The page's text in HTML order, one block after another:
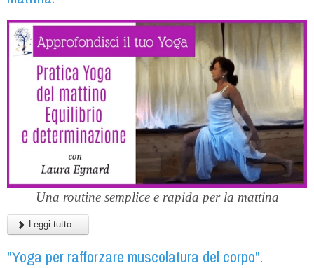
Una routine semplice e rapida per la mattina
Leggi tutto...
"Yoga per rafforzare muscolatura del corpo".